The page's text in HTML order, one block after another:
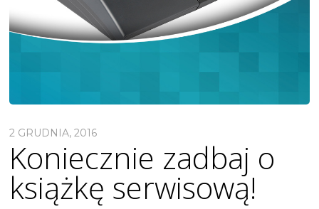
2 GRUDNIA, 2016
Koniecznie zadbaj o
książkę serwisową!